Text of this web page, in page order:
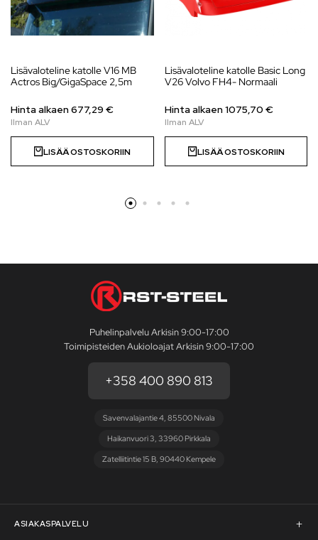
Lisävaloteline katolle V16 MB
Actros Big/GigaSpace 2,5m
Hinta alkaen677,29 €
LISÄÄ OSTOSKORIIN
Lisävaloteline katolle Basic Long
V26 Volvo FH4- Normaali
Hinta alkaen1075,70 €
LISÄÄ OSTOSKORIIN
Puhelinpalvelu Arkisin 9:00-17:00
Toimipisteiden Aukioloajat Arkisin 9:00-17:00
+358 400 890 813
Savenvalajantie 4, 85500 Nivala
Haikanvuori 3, 33960 Pirkkala
Zatelliitintie 15 B, 90440 Kempele
ASIAKASPALVELU